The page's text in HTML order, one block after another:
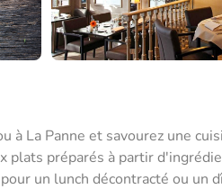
à La Panne et savourez une
plats préparés à partir
un lunch décontracté ou un